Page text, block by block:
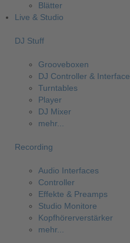
Blätter
Live & Studio
DJ Stuff
Grooveboxen
DJ Controller & Interface
Turntables
Player
DJ Mixer
mehr...
Recording
Audio Interfaces
Controller
Effekte & Preamps
Studio Monitore
Kopfhörerverstärker
mehr...